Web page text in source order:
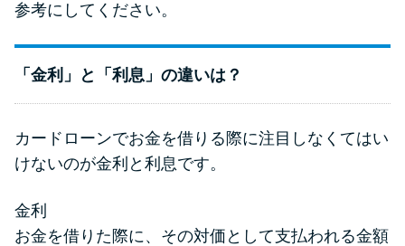
参考にしてください。
「金利」と「利息」の違いは？
カードローンでお金を借りる際に注目しなくてはい
けないのが金利と利息です。
金利
お金を借りた際に、その対価として支払われる金額